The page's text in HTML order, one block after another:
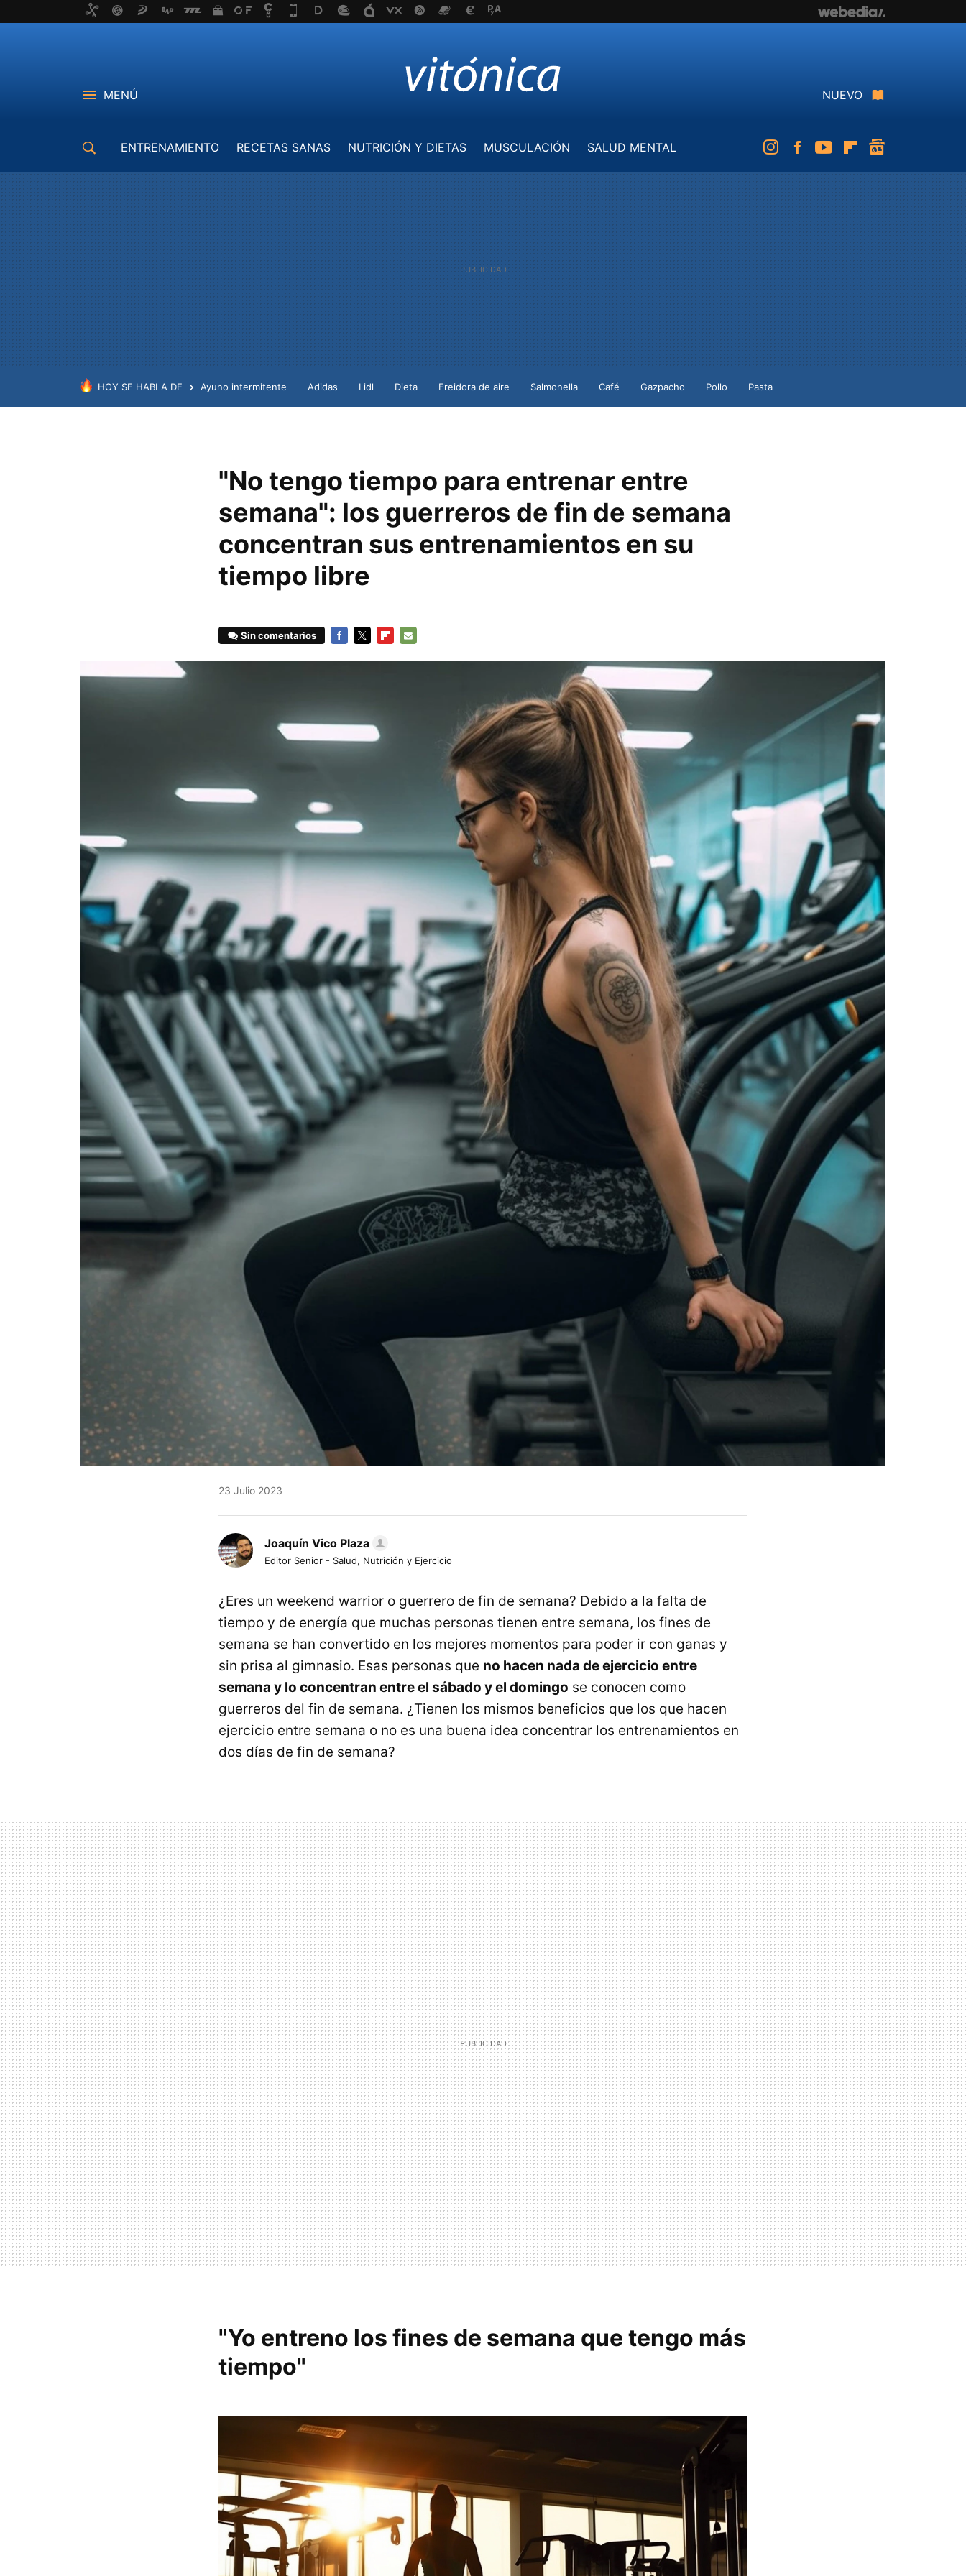
MENÚ NUEVO
ENTRENAMIENTO RECETAS SANAS NUTRICIÓN Y DIETAS MUSCULACIÓN
SALUD MENTAL
InstagramFacebookYoutubeFlipboard
HOY SE HABLA DE Ayuno intermitente Adidas Lidl Dieta Freidora de aire Salmonella Café Gazpacho Pollo Pasta
"No tengo tiempo para entrenar entre
semana": los guerreros de fin de semana
concentran sus entrenamientos en su
tiempo libre
Sin comentarios
23 Julio 2023
Joaquín Vico Plaza
Editor Senior - Salud, Nutrición y Ejercicio
¿Eres un weekend warrior o guerrero de fin de semana? Debido a la falta de
tiempo y de energía que muchas personas tienen entre semana, los fines de
semana se han convertido en los mejores momentos para poder ir con ganas y
sin prisa al gimnasio. Esas personas que no hacen nada de ejercicio entre
semana y lo concentran entre el sábado y el domingo se conocen como
guerreros del fin de semana. ¿Tienen los mismos beneficios que los que hacen
ejercicio entre semana o no es una buena idea concentrar los entrenamientos en
dos días de fin de semana?
"Yo entreno los fines de semana que tengo más
tiempo"